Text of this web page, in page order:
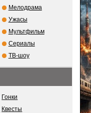
Мелодрама
Ужасы
Мультфильм
Сериалы
ТВ-шоу
Гонки
Квесты